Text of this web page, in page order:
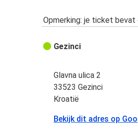
Opmerking: je ticket
Gezinci
Glavna ulica 2
33523 Gezinci
Kroatië
Bekijk dit adres op